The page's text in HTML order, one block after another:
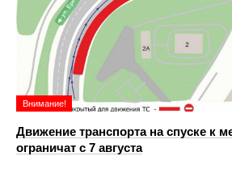
Внимание!
Движение транспорта на спуске к
ограничат с 7 августа